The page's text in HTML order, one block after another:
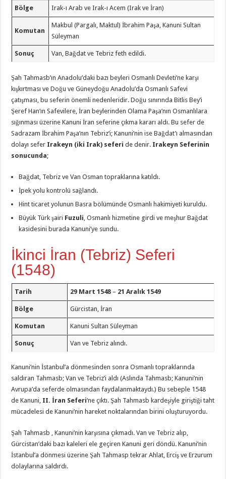
Bölge Irak-ı Arab ve Irak-ı Acem (Irak ve İran)
Komutan
Makbul (Pargalı, Maktul) İbrahim Paşa, Kanuni Sultan
Süleyman
Sonuç Van, Bağdat ve Tebriz feth edildi.
Şah Tahmasb’ın Anadolu’daki bazı beyleri Osmanlı Devleti’ne karşı
kışkırtması ve Doğu ve Güneydoğu Anadolu’da Osmanlı Safevi
çatışması, bu seferin önemli nedenleridir. Doğu sınırında Bitlis Bey’i
Şeref Han’ın Safevilere, İran beylerinden Olama Paşa’nın Osmanlılara
sığınması üzerine Kanuni İran seferine çıkma kararı aldı. Bu sefer de
Sadrazam İbrahim Paşa’nın Tebriz’i; Kanuni’nin ise Bağdat’ı almasından
dolayı sefer Irakeyn (iki Irak) seferi de denir. Irakeyn Seferinin
sonucunda;
Bağdat, Tebriz ve Van Osman topraklarına katıldı.
İpek yolu kontrolü sağlandı.
Hint ticaret yolunun Basra bölümünde Osmanlı hakimiyeti kuruldu.
Büyük Türk şairi Fuzuli , Osmanlı hizmetine girdi ve meşhur Bağdat
kasidesini burada Kanuni’ye sundu.
İkinci İran (Tebriz) Seferi
(1548)
Tarih 29 Mart 1548 – 21 Aralık 1549
Bölge Gürcistan, İran
Komutan Kanuni Sultan Süleyman
Sonuç Van ve Tebriz alındı.
Kanuni’nin İstanbul’a dönmesinden sonra Osmanlı topraklarında
saldıran Tahmasb; Van ve Tebriz’i aldı (Aslında Tahmasb; Kanuni’nin
Avrupa’da seferde olmasından faydalanmaktaydı.) Bu sebeple 1548
de Kanuni, II. İran Seferi‘ne çıktı. Şah Tahmasb kardeşiyle giriştiği taht
mücadelesi de Kanuni’nin hareket noktalarından birini oluşturuyordu.
Şah Tahmasb , Kanuni’nin karşısına çıkmadı. Van ve Tebriz alıp,
Gürcistan’daki bazı kaleleri ele geçiren Kanuni geri döndü. Kanuni’nin
İstanbul’a dönmesi üzerine Şah Tahmasp tekrar Ahlat, Erciş ve Erzurum
dolaylarına saldırdı.